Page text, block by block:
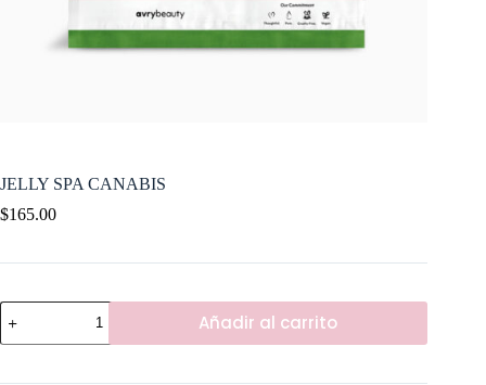
JELLY SPA CANABIS
$165.00
JELLY
SPA
CANABIS
Añadir al carrito